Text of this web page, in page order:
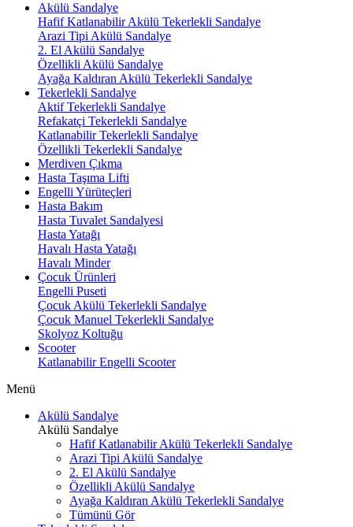
Akülü Sandalye
Hafif Katlanabilir Akülü Tekerlekli Sandalye
Arazi Tipi Akülü Sandalye
2. El Akülü Sandalye
Özellikli Akülü Sandalye
Ayağa Kaldıran Akülü Tekerlekli Sandalye
Tekerlekli Sandalye
Aktif Tekerlekli Sandalye
Refakatçi Tekerlekli Sandalye
Katlanabilir Tekerlekli Sandalye
Özellikli Tekerlekli Sandalye
Merdiven Çıkma
Hasta Taşıma Lifti
Engelli Yürüteçleri
Hasta Bakım
Hasta Tuvalet Sandalyesi
Hasta Yatağı
Havalı Hasta Yatağı
Havalı Minder
Çocuk Ürünleri
Engelli Puseti
Çocuk Akülü Tekerlekli Sandalye
Çocuk Manuel Tekerlekli Sandalye
Skolyoz Koltuğu
Scooter
Katlanabilir Engelli Scooter
Menü
Akülü Sandalye
Akülü Sandalye
Hafif Katlanabilir Akülü Tekerlekli Sandalye
Arazi Tipi Akülü Sandalye
2. El Akülü Sandalye
Özellikli Akülü Sandalye
Ayağa Kaldıran Akülü Tekerlekli Sandalye
Tümünü Gör